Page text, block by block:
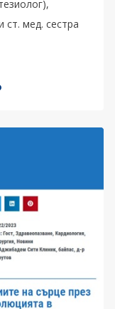
ст. мед. сестра